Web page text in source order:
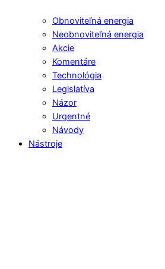
Obnoviteľná energia
Neobnoviteľná energia
Akcie
Komentáre
Technológia
Legislatíva
Názor
Urgentné
Návody
Nástroje